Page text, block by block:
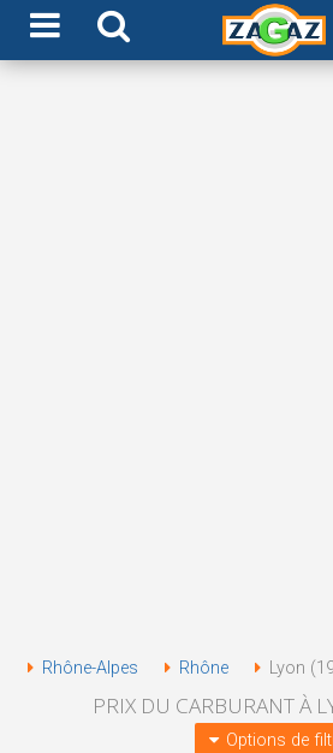
Rhône-Alpes Rhône Lyon
PRIX DU CARBURANT À
Options de